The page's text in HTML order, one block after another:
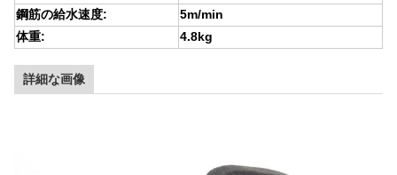
鋼筋の給水速度:
5m/min
体重:
4.8kg
詳細な画像